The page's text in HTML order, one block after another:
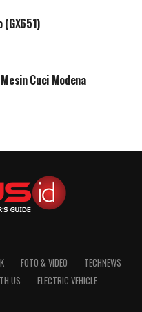
ZTE NUBIA NEO 2
(GX651)
Cuci Modena
FOTO & VIDEO
TECHNEWS
US ELECTRIC VEHICLE